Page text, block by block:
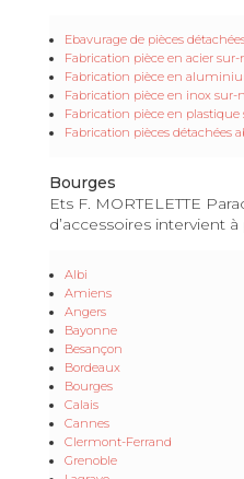
Ebavurage de pièces
Fabrication pièce en acier
Fabrication pièce en
Fabrication pièce en inox sur-
Fabrication pièce en
Fabrication pièces détachées
Bourges
Ets F. MORTELETTE
d’accessoires intervient
Albi
Amiens
Angers
Bayonne
Besançon
Bordeaux
Bourges
Calais
Cannes
Clermont-Ferrand
Grenoble